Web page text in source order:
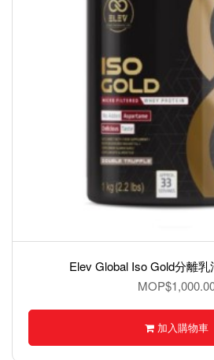
Elev Global Iso Gold分離
加入購物車